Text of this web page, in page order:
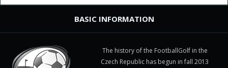
BASIC INFORMATION
The history of the FootballGolf in the
Czech Republic has begun in fall 2013